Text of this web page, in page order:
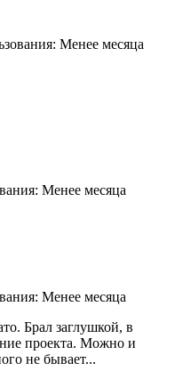
Менее месяца
Менее месяца
Менее месяца
Брал заглушкой, в
проекта. Можно и
не бывает...